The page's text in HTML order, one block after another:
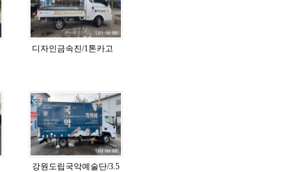
디자인금속진/1톤카고
강원도립국악예술단/3.5